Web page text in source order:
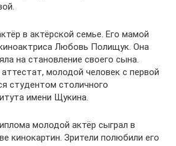
в актёрской семье. Его мамой
Любовь Полищук. Она
на становление своего сына.
молодой человек с первой
студентом столичного
имени Щукина.
молодой актёр сыграл в
кинокартин. Зрители полюбили его